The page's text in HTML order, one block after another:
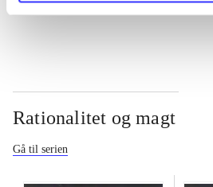
Rationalitet og magt
Gå til serien